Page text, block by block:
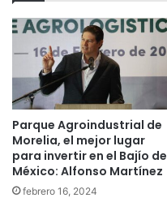
Parque Agroindustrial de
Morelia, el mejor lugar
para invertir en el Bajío de
México: Alfonso Martínez
febrero 16, 2024